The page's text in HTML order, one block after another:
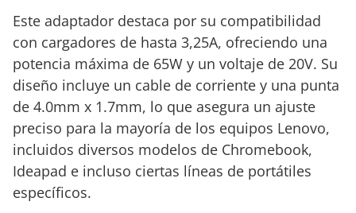
Este adaptador destaca por su compatibilidad
con cargadores de hasta 3,25A, ofreciendo una
potencia máxima de 65W y un voltaje de 20V. Su
diseño incluye un cable de corriente y una punta
de 4.0mm x 1.7mm, lo que asegura un ajuste
preciso para la mayoría de los equipos Lenovo,
incluidos diversos modelos de Chromebook,
Ideapad e incluso ciertas líneas de portátiles
específicos.